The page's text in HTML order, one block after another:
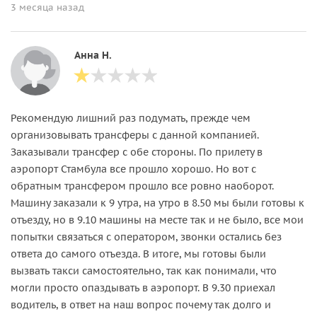
3 месяца назад
Анна Н.
Рекомендую лишний раз подумать, прежде чем
организовывать трансферы с данной компанией.
Заказывали трансфер с обе стороны. По прилету в
аэропорт Стамбула все прошло хорошо. Но вот с
обратным трансфером прошло все ровно наоборот.
Машину заказали к 9 утра, на утро в 8.50 мы были готовы к
отъезду, но в 9.10 машины на месте так и не было, все мои
попытки связаться с оператором, звонки остались без
ответа до самого отъезда. В итоге, мы готовы были
вызвать такси самостоятельно, так как понимали, что
могли просто опаздывать в аэропорт. В 9.30 приехал
водитель, в ответ на наш вопрос почему так долго и